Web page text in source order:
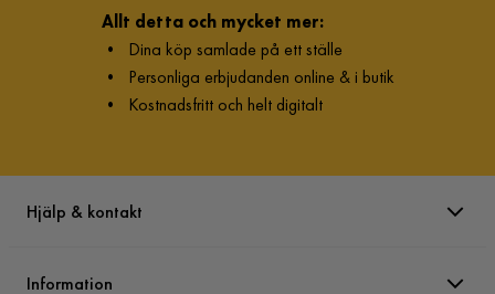
Allt detta och mycket mer:
• Dina köp samlade på ett ställe
• Personliga erbjudanden online & i butik
• Kostnadsfritt och helt digitalt
Hjälp & kontakt
Information